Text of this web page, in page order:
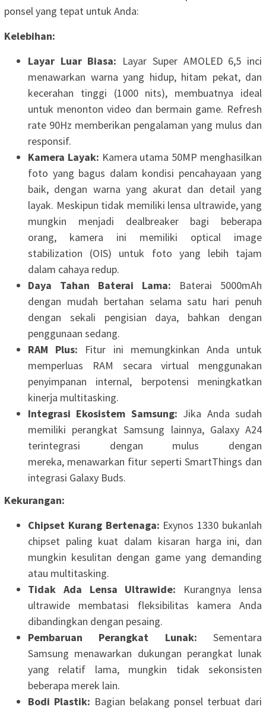
ponsel yang tepat untuk Anda:
Kelebihan:
Layar Luar Biasa: Layar Super AMOLED 6,5 inci
menawarkan warna yang hidup, hitam pekat, dan
kecerahan tinggi (1000 nits), membuatnya ideal
untuk menonton video dan bermain game. Refresh
rate 90Hz memberikan pengalaman yang mulus dan
responsif.
Kamera Layak: Kamera utama 50MP menghasilkan
foto yang bagus dalam kondisi pencahayaan yang
baik, dengan warna yang akurat dan detail yang
layak. Meskipun tidak memiliki lensa ultrawide, yang
mungkin menjadi dealbreaker bagi beberapa
orang, kamera ini memiliki optical image
stabilization (OIS) untuk foto yang lebih tajam
dalam cahaya redup.
Daya Tahan Baterai Lama: Baterai 5000mAh
dengan mudah bertahan selama satu hari penuh
dengan sekali pengisian daya, bahkan dengan
penggunaan sedang.
RAM Plus: Fitur ini memungkinkan Anda untuk
memperluas RAM secara virtual menggunakan
penyimpanan internal, berpotensi meningkatkan
kinerja multitasking.
Integrasi Ekosistem Samsung: Jika Anda sudah
memiliki perangkat Samsung lainnya, Galaxy A24
terintegrasi dengan mulus dengan
mereka, menawarkan fitur seperti SmartThings dan
integrasi Galaxy Buds.
Kekurangan:
Chipset Kurang Bertenaga: Exynos 1330 bukanlah
chipset paling kuat dalam kisaran harga ini, dan
mungkin kesulitan dengan game yang demanding
atau multitasking.
Tidak Ada Lensa Ultrawide: Kurangnya lensa
ultrawide membatasi fleksibilitas kamera Anda
dibandingkan dengan pesaing.
Pembaruan Perangkat Lunak: Sementara
Samsung menawarkan dukungan perangkat lunak
yang relatif lama, mungkin tidak sekonsisten
beberapa merek lain.
Bodi Plastik: Bagian belakang ponsel terbuat dari